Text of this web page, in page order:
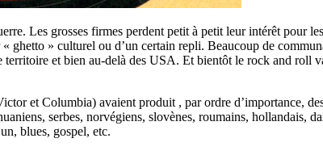
Les grosses firmes perdent petit à petit leur intérêt pour
ghetto » culturel ou d’un certain repli. Beaucoup de
territoire et bien au-delà des USA. Et bientôt le rock and
et Columbia) avaient produit , par ordre d’importance,
serbes, norvégiens, slovènes, roumains, hollandais,
blues, gospel, etc.